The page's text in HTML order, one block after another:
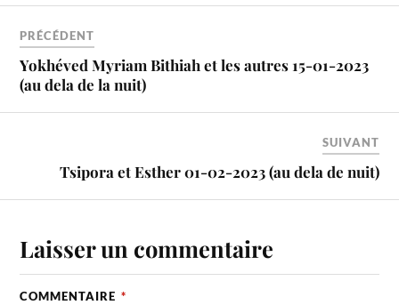
PRÉCÉDENT
Yokhéved Myriam Bithiah et les autres 15-01-2023
(au dela de la nuit)
SUIVANT
Tsipora et Esther 01-02-2023 (au dela de nuit)
Laisser un commentaire
COMMENTAIRE *